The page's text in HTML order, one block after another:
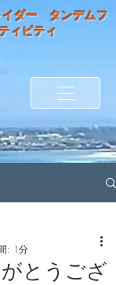
イダー タンデムフ
ィビティ
とうござ
: 1分